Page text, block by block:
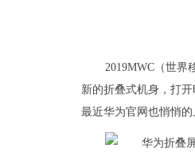
2019MWC（世界
新的折叠式机身，打
最近华为官网也悄悄的